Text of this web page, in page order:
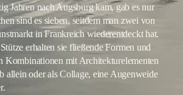
Jahren nach Augsburg kam, gab es nur
sind es sieben, seitdem man zwei von
in Frankreich wiederentdeckt hat.
erhalten sie fließende Formen und
Kombinationen mit Architekturelementen
allein oder als Collage, eine Augenweide